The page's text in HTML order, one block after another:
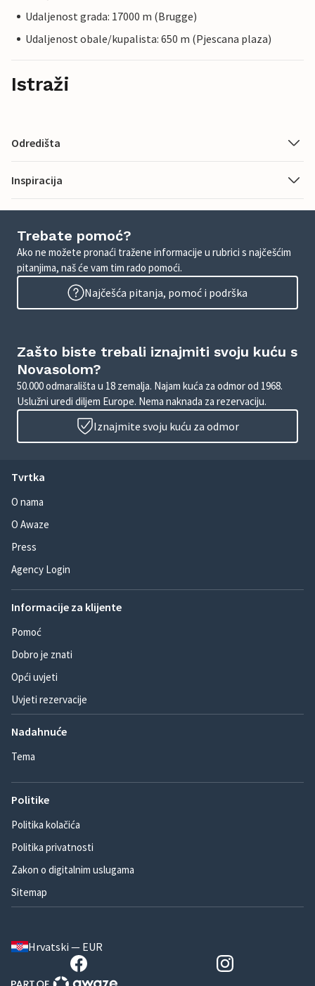
Udaljenost grada: 17000 m (Brugge)
Udaljenost obale/kupalista: 650 m (Pjescana plaza)
Istraži
Odredišta
Inspiracija
Trebate pomoć?
Ako ne možete pronaći tražene informacije u rubrici s najčešćim
pitanjima, naš će vam tim rado pomoći.
Najčešća pitanja, pomoć i podrška
Zašto biste trebali iznajmiti svoju kuću s
Novasolom?
50.000 odmarališta u 18 zemalja. Najam kuća za odmor od 1968.
Uslužni uredi diljem Europe. Nema naknada za rezervaciju.
Iznajmite svoju kuću za odmor
Tvrtka
O nama
O Awaze
Press
Agency Login
Informacije za klijente
Pomoć
Dobro je znati
Opći uvjeti
Uvjeti rezervacije
Nadahnuće
Tema
Politike
Politika kolačića
Politika privatnosti
Zakon o digitalnim uslugama
Sitemap
Hrvatski — EUR